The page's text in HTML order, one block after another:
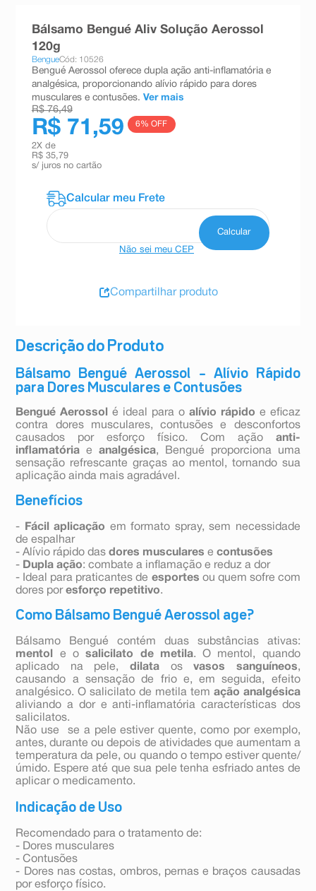
teste gravidez
10ºesmalte
Descrição do Produto
Bálsamo Bengué Aerossol – Alívio Rápido
para Dores Musculares e Contusões
Bengué Aerossol é ideal para o alívio rápido e eficaz
contra dores musculares, contusões e desconfortos
causados por esforço físico. Com ação anti-
inflamatória eanalgésica, Bengué proporciona uma
sensação refrescante graças ao mentol, tornando sua
aplicação ainda mais agradável.
Benefícios
- Fácil aplicação em formato spray, sem necessidade
de espalhar
- Alívio rápido dasdores musculares econtusões
- Dupla ação: combate a inflamação e reduz a dor
- Ideal para praticantes de esportes ou quem sofre com
dores poresforço repetitivo.
Como Bálsamo Bengué Aerossol age?
Bálsamo Bengué contém duas substâncias ativas:
mentol
e osalicilato de metila. O mentol, quando
aplicado na pele, dilata osvasos sanguíneos,
causando a sensação de frio e, em seguida, efeito
analgésico. O salicilato de metila tem ação analgésica
aliviando a dor e anti-inflamatória características dos
salicilatos.
Não use se a pele estiver quente, como por exemplo,
antes, durante ou depois de atividades que aumentam a
temperatura da pele, ou quando o tempo estiver quente/
úmido. Espere até que sua pele tenha esfriado antes de
aplicar o medicamento.
Indicação de Uso
Recomendado para o tratamento de:
- Dores musculares
- Contusões
- Dores nas costas, ombros, pernas e braços causadas
por esforço físico.
Bálsamo Bengué Aliv Solução Aerossol
120g
BengueCód: 10526
Bengué Aerossol oferece dupla ação anti-inflamatória e
analgésica, proporcionando alívio rápido para dores
musculares e contusões. Ver mais
R$ 76,49
R$ 71,59 6% OFF
2X de
R$ 35,79
s/ juros no cartão
Não sei meu CEP
Compartilhar produto